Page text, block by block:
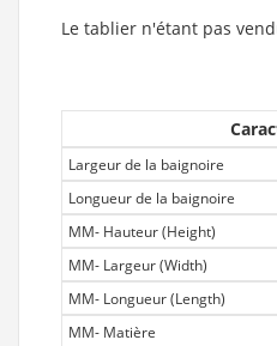
Le tablier n'étant pas
Largeur de la baignoire
Longueur de la baignoire
MM- Hauteur (Height)
MM- Largeur (Width)
MM- Longueur (Length)
MM- Matière